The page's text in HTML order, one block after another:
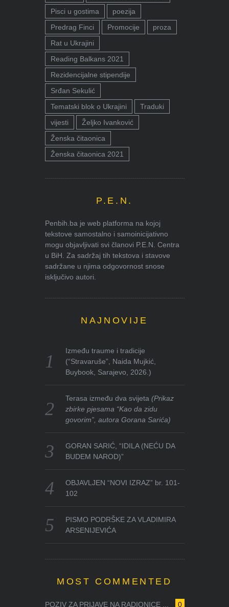
Pisci u gostima
poezija
Predrag Finci
Promocije
proza
Rat u Ukrajini
Reading Balkans 2021
Rezidencijalne stipendije
Srđan Sekulić
Tematski blok o Ukrajini
Traduki
vijesti
Željko Ivanković
Ženska čitaonica
Ženska čitaonica 2021
P.E.N.
Penbih.ba je web platforma na kojoj
tekstove samostalno i samoinicijativno
mogu objavljivati svi članovi P.E.N. Centra
u BiH. Za sadržaj tih tekstova i stavove
sadržane u njima odgovornost snose
isključivo autori.
NAJNOVIJE
Između traume i tradicije
(“Stravaruše”, Naida Mujkić,
Buybook, Sarajevo, 2026.)
Terasa između dva svijeta(Prikaz
zbirke pjesama “Kao da zidu
govorim”, autora Gorana Sarića)
GORAN SARIĆ, “IDILA (NEĆU DA
BUDEM NAROD)”
OBJAVLJEN “NOVI IZRAZ” br. 101-
102
PISMO PODRŠKE ZA VLADIMIRA
ARSENIJEVIĆA
MOST COMMENTED
0
POZIV ZA PRIJAVE NA RADIONICE ...